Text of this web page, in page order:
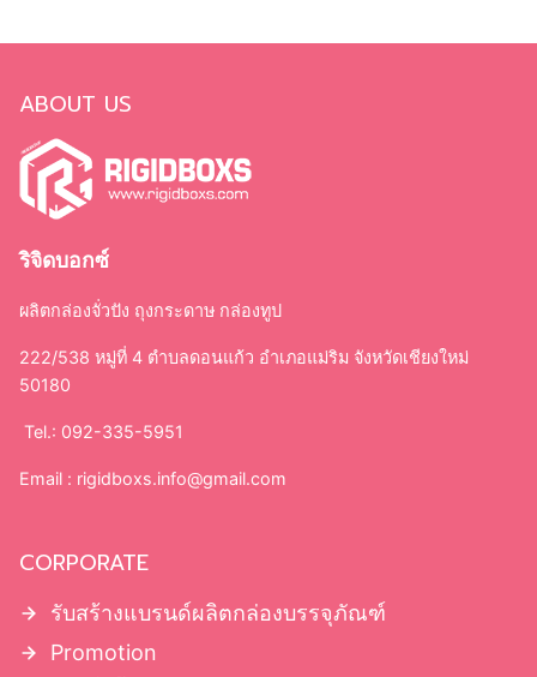
ใบปลิว แผ่นพับ
ป้ายไฟ
ไม้ก๊อก
กล่องกระดาษแข็ง ฝาครอบ
กล่องฝาครอบมีบ่า
กล่องฝาครอบโชว์บ่า
กล่องฝาเปิดหนังสือ มีแม่เหล็ก
กล่องจั่วปังลิ้นชัก
ABOUT US
ริจิดบอกซ์
ผลิตกล่องจั่วปัง ถุงกระดาษ กล่องทูป
222/538 หมู่ที่ 4 ตำบลดอนแก้ว อำเภอแม่ริม จังหวัดเชียงใหม่
50180
Tel.: 092-335-5951
Email : rigidboxs.info@gmail.com
CORPORATE
รับสร้างแบรนด์ผลิตกล่องบรรจุภัณฑ์
Promotion